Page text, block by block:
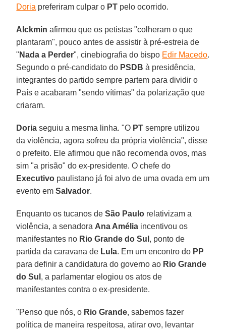
Doria preferiram culpar o PT pelo ocorrido.
Alckmin afirmou que os petistas "colheram o que
plantaram", pouco antes de assistir à pré-estreia de
" Nada a Perder", cinebiografia do bispo Edir Macedo.
Segundo o pré-candidato do PSDB à presidência,
integrantes do partido sempre partem para dividir o
País e acabaram "sendo vítimas" da polarização que
criaram.
Doria seguiu a mesma linha. "O PT sempre utilizou
da violência, agora sofreu da própria violência", disse
o prefeito. Ele afirmou que não recomenda ovos, mas
sim "a prisão" do ex-presidente. O chefe do
Executivo paulistano já foi alvo de uma ovada em um
evento emSalvador.
Enquanto os tucanos deSão Paulo relativizam a
violência, a senadora Ana Amélia incentivou os
manifestantes no Rio Grande do Sul , ponto de
partida da caravana de Lula. Em um encontro do PP
para definir a candidatura do governo ao Rio Grande
do Sul , a parlamentar elogiou os atos de
manifestantes contra o ex-presidente.
"Penso que nós, o Rio Grande, sabemos fazer
política de maneira respeitosa, atirar ovo, levantar